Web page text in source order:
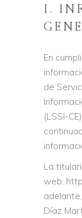
I.
En
de
(LSSI-
La
web,
Díaz